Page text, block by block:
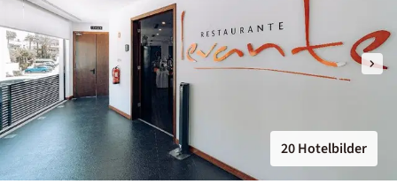
20 Hotelbilder